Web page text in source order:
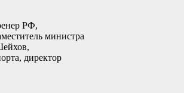
РФ,
министра
директор